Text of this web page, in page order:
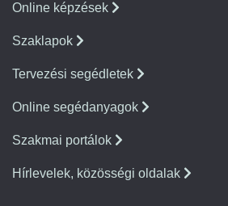
Online képzések
Szaklapok
Tervezési segédletek
Online segédanyagok
Szakmai portálok
Hírlevelek, közösségi oldalak